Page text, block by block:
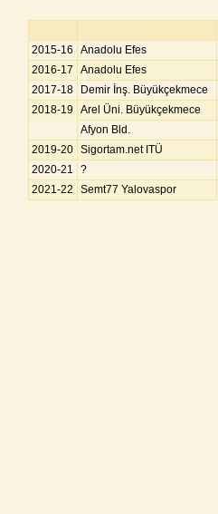
2015-16 Anadolu Efes
2016-17
Anadolu Efes
2017-18
Demir İnş. Büyükçekmece
2018-19 Arel Üni. Büyükçekmece
Afyon Bld.
2019-20 Sigortam.net ITÜ
2020-21
?
2021-22
Semt77 Yalovaspor